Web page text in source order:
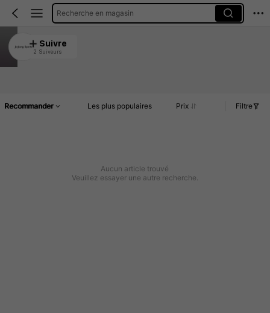
Recherche en magasin
JinJiang Sports
4.92
Suivre
2 Suiveurs
Recommander Les plus populaires Prix Filtre
Aucun article trouvé
Veuillez essayer une autre recherche.